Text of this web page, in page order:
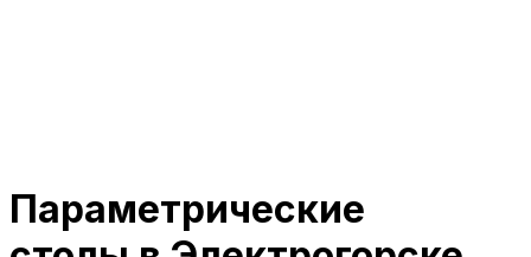
Параметрическая мебель
Параметрические скамейки
Параметрические